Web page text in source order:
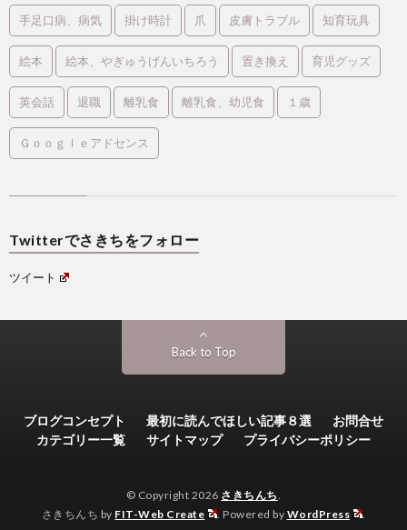
手足口病、病気 掛け時計 爪 皮膚トラブル 知育玩具
絵本 絵本、やぎゅうげんいちろう 置き換え 育児グッズ
英会話 退職 離乳食 離乳食、幼児食 １歳
Ｇｏｏｇｌｅアドセンス
Twitterでさきちをフォロー
ツイート
Back to Top
ブログコンセプト 最初に読んでほしい記事８選
お問合せ
カテゴリー一覧
サイトマップ プライバシーポリシー
© Copyright 2026 さきちんち.
さきちんち by FIT-Web Create . Powered by WordPress .